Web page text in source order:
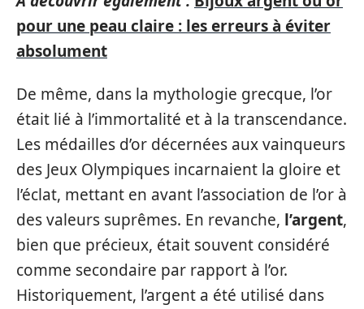
pour une peau claire : les erreurs à éviter
absolument
De même, dans la mythologie grecque, l’or
était lié à l’immortalité et à la transcendance.
Les médailles d’or décernées aux vainqueurs
des Jeux Olympiques incarnaient la gloire et
l’éclat, mettant en avant l’association de l’or à
des valeurs suprêmes. En revanche, l’argent,
bien que précieux, était souvent considéré
comme secondaire par rapport à l’or.
Historiquement, l’argent a été utilisé dans